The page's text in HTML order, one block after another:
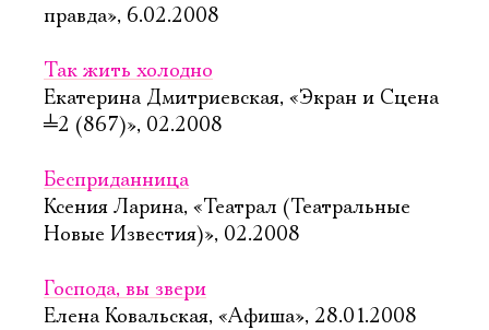
правда», 6.02.2008
Так жить холодно
Екатерина Дмитриевская, «Экран и Сцена
╧2 (867)», 02.2008
Бесприданница
Ксения Ларина, «Театрал (Театральные
Новые Известия)», 02.2008
Господа, вы звери
Елена Ковальская, «Афиша», 28.01.2008